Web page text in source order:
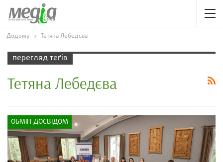
Додому Тетяна Лебедєва
перегляд теґів
Тетяна Лебедєва
ОБМІН ДОСВІДОМ